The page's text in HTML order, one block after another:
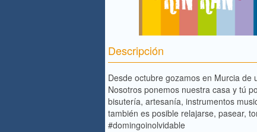
Descripción
Desde octubre gozamos en Murcia de
Nosotros ponemos nuestra casa y tú
bisutería, artesanía, instrumentos
también es posible relajarse, pasear,
#domingoinolvidable